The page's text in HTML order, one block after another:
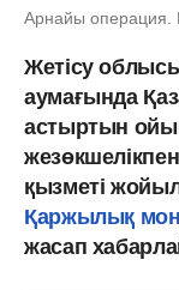
Арнайы операция.
Жетісу
аумағында
астыртын
қызметі
Қаржылық
жасап